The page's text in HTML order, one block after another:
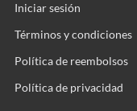
Iniciar sesión
Términos y condiciones
Política de reembolsos
Política de privacidad